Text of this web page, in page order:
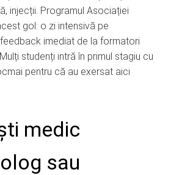
injecții. Programul Asociației
gol: o zi intensivă pe
imediat de la formatori
studenți intră în primul stagiu cu
pentru că au exersat aici
medic
sau